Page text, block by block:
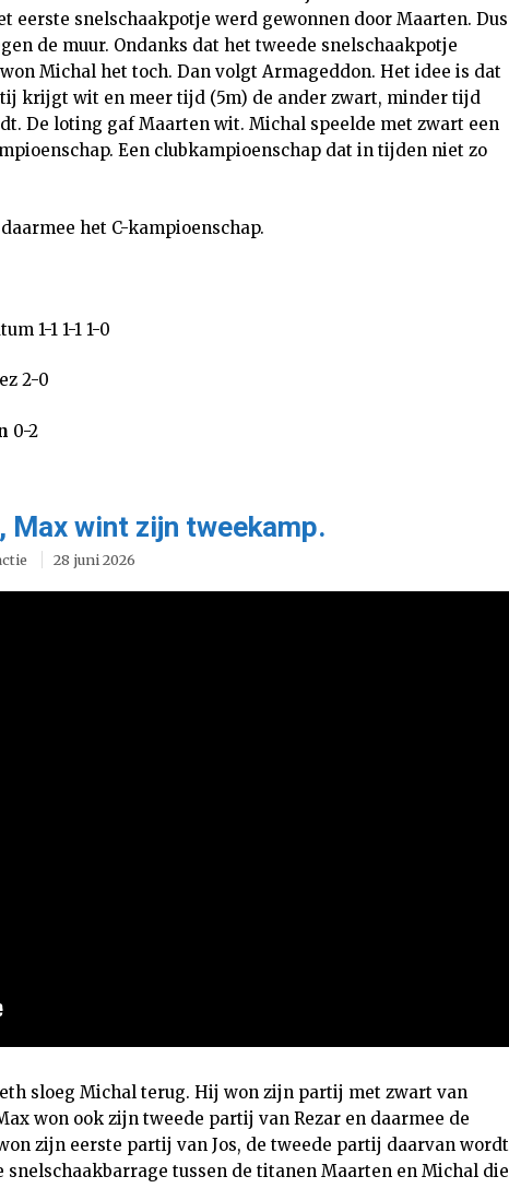
eerste snelschaakpotje werd gewonnen door Maarten. Dus
de muur. Ondanks dat het tweede snelschaakpotje
Michal het toch. Dan volgt Armageddon. Het idee is dat
krijgt wit en meer tijd (5m) de ander zwart, minder tijd
De loting gaf Maarten wit. Michal speelde met zwart een
Een clubkampioenschap dat in tijden niet zo
het C-kampioenschap.
1-1 1-1 1-0
2-0
0-2
wint zijn tweekamp.
28 juni 2026
sloeg Michal terug. Hij won zijn partij met zwart van
won ook zijn tweede partij van Rezar en daarmee de
zijn eerste partij van Jos, de tweede partij daarvan wordt
tussen de titanen Maarten en Michal die